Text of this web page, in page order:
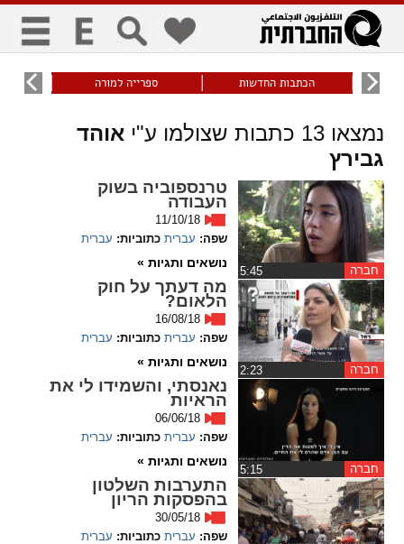
כללי
visibility_off
ביטול הבהובים ניווט מקלדת
זום
zoom_out
התרחק
zoom_in
גופנים
remove_circle_outline
Decrease font
Increase font
spellcheck
גופן קריא
ניגודיות צבעים
הכתבות החדשות ספרייה למורה עוני
נמצאו13 כתבות שצולמו ע"יאוהד
גבירץ
חברה
טרנספוביה בשוק
העבודה
11/10/18
שפה: עברית כתוביות: עברית
נושאים ותגיות »
חברה
מה דעתך על חוק
הלאום?
16/08/18
שפה: עברית כתוביות: עברית
נושאים ותגיות »
חברה
נאנסתי, והשמידו לי את
הראיות
06/06/18
שפה: עברית כתוביות: עברית
נושאים ותגיות »
התערבות השלטון
בהפסקות הריון
30/05/18
שפה: עברית כתוביות: עברית